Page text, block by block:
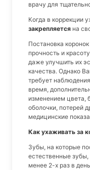
врачу для
Когда в коррекции
закрепляется на
Постановка
прочность и
даже улучшить их
качества. Однако
требует
время,
изменением цвета,
оболочки, потерей
медицинские
Как ухаживать за
Зубы, на которые
естественные зубы,
менее 2-х раз в